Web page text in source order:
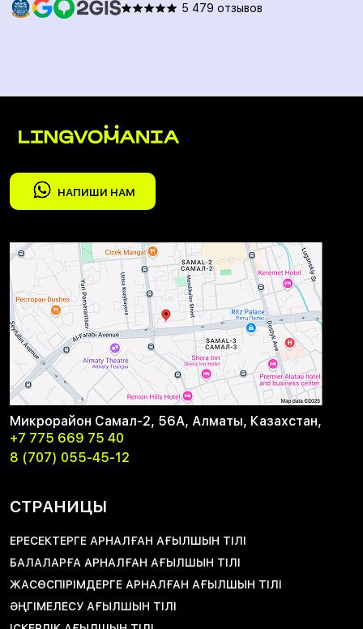
5 479 отзывов
НАПИШИ НАМ
Микрорайон Самал-2, 56А, Алматы, Казахстан,
+7 775 669 75 40
8 (707) 055-45-12
СТРАНИЦЫ
ЕРЕСЕКТЕРГЕ АРНАЛҒАН АҒЫЛШЫН ТІЛІ
БАЛАЛАРҒА АРНАЛҒАН АҒЫЛШЫН ТІЛІ
ЖАСӨСПІРІМДЕРГЕ АРНАЛҒАН АҒЫЛШЫН ТІЛІ
ӘҢГІМЕЛЕСУ АҒЫЛШЫН ТІЛІ